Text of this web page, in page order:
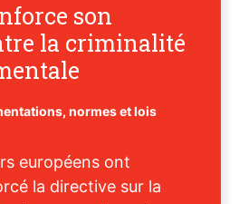
son
la criminalité
normes et lois
européens ont
la directive sur la